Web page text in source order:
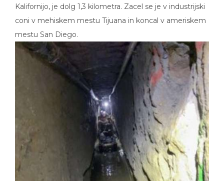
Kalifornijo, je dolg 1,3 kilometra. Zacel se je v industrijski
coni v mehiskem mestu Tijuana in koncal v ameriskem
mestu San Diego.